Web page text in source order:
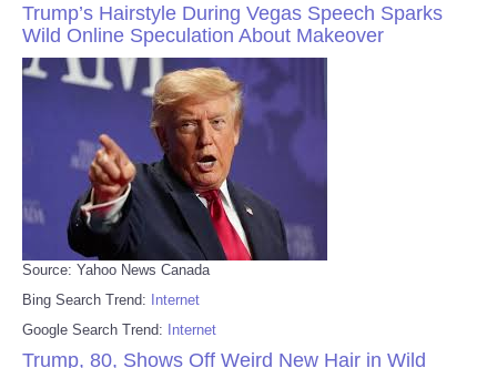
Trump’s Hairstyle During Vegas Speech Sparks
Wild Online Speculation About Makeover
Source: Yahoo News Canada
Bing Search Trend: Internet
Google Search Trend: Internet
Trump, 80, Shows Off Weird New Hair in Wild